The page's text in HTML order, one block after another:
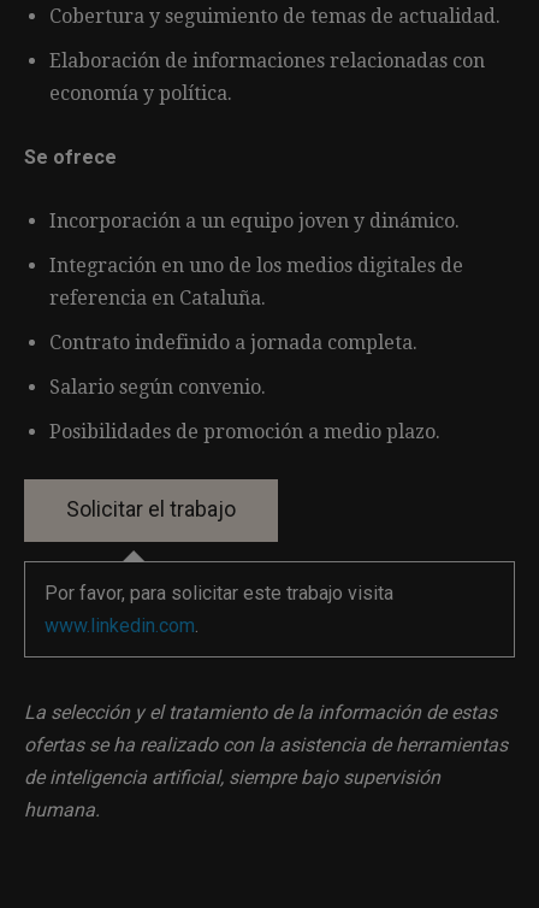
Cobertura y seguimiento de temas de actualidad.
Elaboración de informaciones relacionadas con
economía y política.
Se ofrece
Incorporación a un equipo joven y dinámico.
Integración en uno de los medios digitales de
referencia en Cataluña.
Contrato indefinido a jornada completa.
Salario según convenio.
Posibilidades de promoción a medio plazo.
Por favor, para solicitar este trabajo visita
www.linkedin.com.
La selección y el tratamiento de la información de estas
ofertas se ha realizado con la asistencia de herramientas
de inteligencia artificial, siempre bajo supervisión
humana.